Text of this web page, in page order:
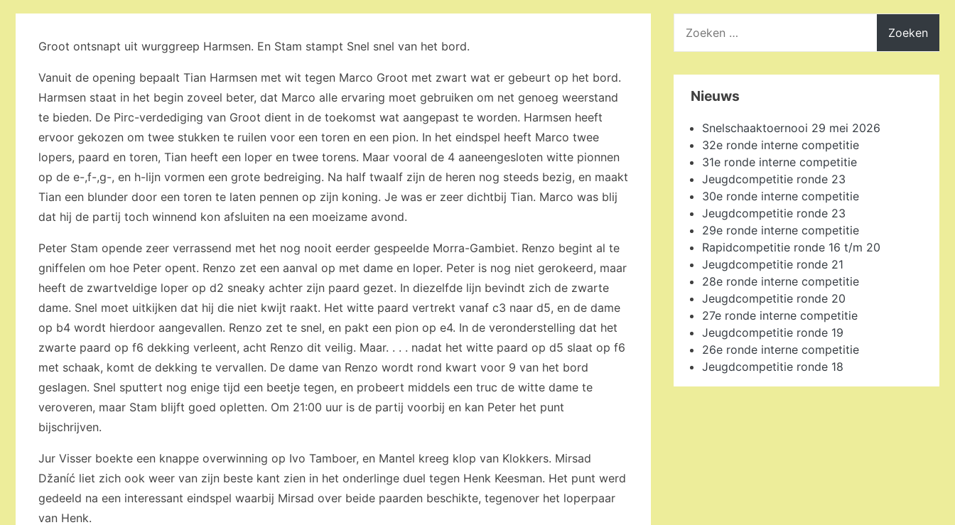
Groot ontsnapt uit wurggreep Harmsen. En Stam stampt Snel snel van het bord.
Vanuit de opening bepaalt Tian Harmsen met wit tegen Marco Groot met zwart wat er gebeurt op het bord.
Harmsen staat in het begin zoveel beter, dat Marco alle ervaring moet gebruiken om net genoeg weerstand
te bieden. De Pirc-verdediging van Groot dient in de toekomst wat aangepast te worden. Harmsen heeft
ervoor gekozen om twee stukken te ruilen voor een toren en een pion. In het eindspel heeft Marco twee
lopers, paard en toren, Tian heeft een loper en twee torens. Maar vooral de 4 aaneengesloten witte pionnen
op de e-,f-,g-, en h-lijn vormen een grote bedreiging. Na half twaalf zijn de heren nog steeds bezig, en maakt
Tian een blunder door een toren te laten pennen op zijn koning. Je was er zeer dichtbij Tian. Marco was blij
dat hij de partij toch winnend kon afsluiten na een moeizame avond.
Peter Stam opende zeer verrassend met het nog nooit eerder gespeelde Morra-Gambiet. Renzo begint al te
gniffelen om hoe Peter opent. Renzo zet een aanval op met dame en loper. Peter is nog niet gerokeerd, maar
heeft de zwartveldige loper op d2 sneaky achter zijn paard gezet. In diezelfde lijn bevindt zich de zwarte
dame. Snel moet uitkijken dat hij die niet kwijt raakt. Het witte paard vertrekt vanaf c3 naar d5, en de dame
op b4 wordt hierdoor aangevallen. Renzo zet te snel, en pakt een pion op e4. In de veronderstelling dat het
zwarte paard op f6 dekking verleent, acht Renzo dit veilig. Maar. . . . nadat het witte paard op d5 slaat op f6
met schaak, komt de dekking te vervallen. De dame van Renzo wordt rond kwart voor 9 van het bord
geslagen. Snel sputtert nog enige tijd een beetje tegen, en probeert middels een truc de witte dame te
veroveren, maar Stam blijft goed opletten. Om 21:00 uur is de partij voorbij en kan Peter het punt
bijschrijven.
Jur Visser boekte een knappe overwinning op Ivo Tamboer, en Mantel kreeg klop van Klokkers. Mirsad
Džaníć liet zich ook weer van zijn beste kant zien in het onderlinge duel tegen Henk Keesman. Het punt werd
gedeeld na een interessant eindspel waarbij Mirsad over beide paarden beschikte, tegenover het loperpaar
van Henk.
naar:
Nieuws
Snelschaaktoernooi 29 mei 2026
32e ronde interne competitie
31e ronde interne competitie
Jeugdcompetitie ronde 23
30e ronde interne competitie
Jeugdcompetitie ronde 23
29e ronde interne competitie
Rapidcompetitie ronde 16 t/m 20
Jeugdcompetitie ronde 21
28e ronde interne competitie
Jeugdcompetitie ronde 20
27e ronde interne competitie
Jeugdcompetitie ronde 19
26e ronde interne competitie
Jeugdcompetitie ronde 18